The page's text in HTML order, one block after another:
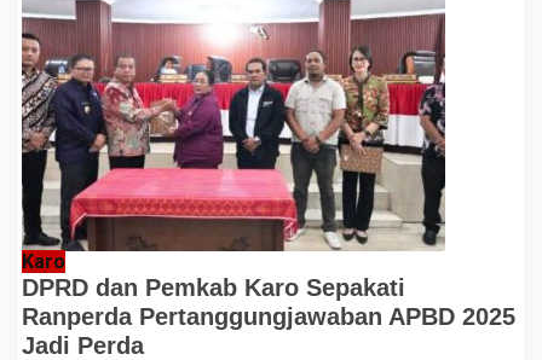
Karo
DPRD dan Pemkab Karo Sepakati
Ranperda Pertanggungjawaban APBD 2025
Jadi Perda